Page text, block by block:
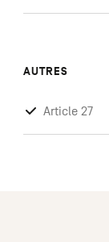
AUTRES
Article 27